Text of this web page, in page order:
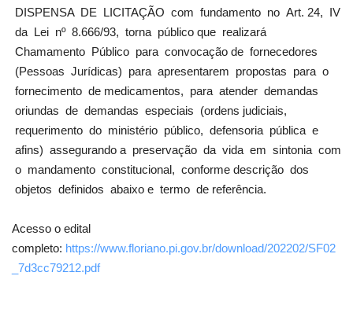
Contato
DISPENSA DE LICITAÇÃO com fundamento no Art. 24, IV
da Lei nº 8.666/93, torna público que realizará
Chamamento Público para convocação de fornecedores
(Pessoas Jurídicas) para apresentarem propostas para o
fornecimento de medicamentos, para atender demandas
oriundas de demandas especiais (ordens judiciais,
requerimento do ministério público, defensoria pública e
afins) assegurando a preservação da vida em sintonia com
o mandamento constitucional, conforme descrição dos
objetos definidos abaixo e termo de referência.
Acesso o edital
completo: https://www.floriano.pi.gov.br/download/202202/SF02
_7d3cc79212.pdf